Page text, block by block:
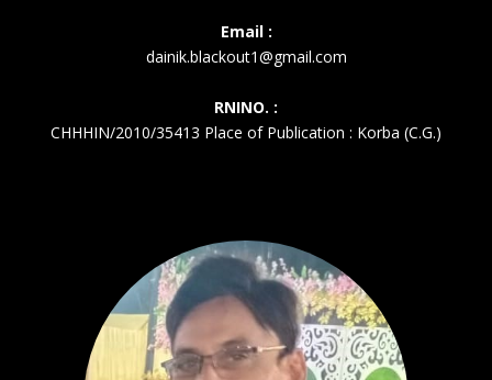
Email :
dainik.blackout1@gmail.com
RNINO. :
CHHHIN/2010/35413 Place of Publication : Korba (C.G.)